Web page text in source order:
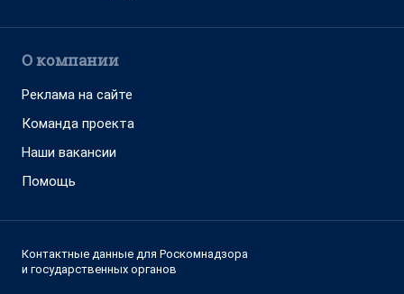
О компании
Реклама на сайте
Команда проекта
Наши вакансии
Помощь
Контактные данные для Роскомнадзора
и государственных органов